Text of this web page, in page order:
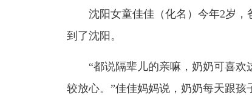
沈阳女童佳佳（化名）今年2岁
到了沈阳。
“都说隔辈儿的亲嘛，奶奶可喜
较放心。”佳佳妈妈说，奶奶每天跟